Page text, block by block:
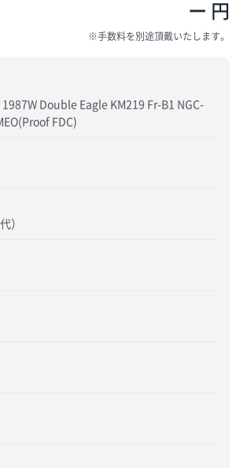
ー 円
※手数料を別途頂戴いたします。
Double Eagle KM219 Fr-B1 NGC-
FDC)
）